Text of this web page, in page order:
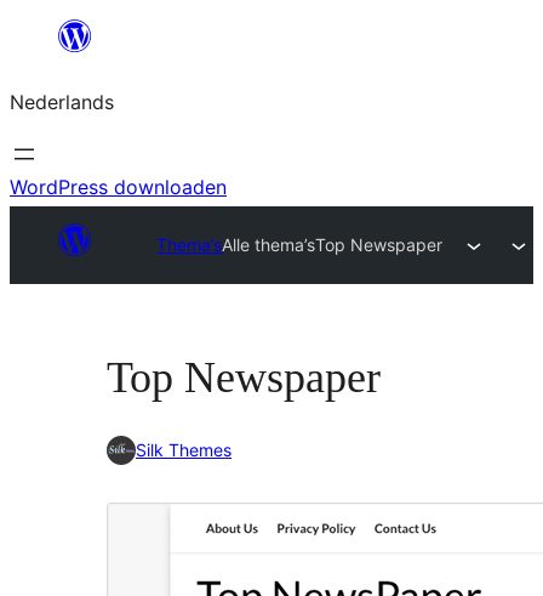
de
inhoud
Nederlands
WordPress downloaden
Thema’sAlle thema’sTop Newspaper
Top Newspaper
Silk Themes